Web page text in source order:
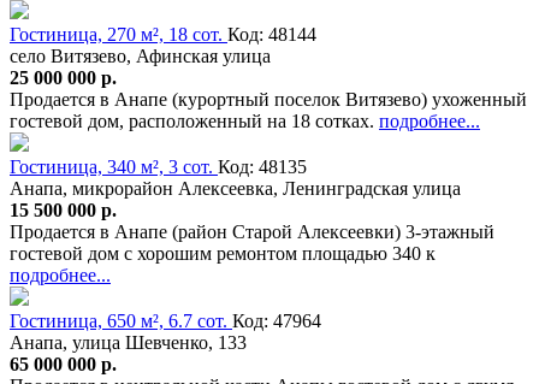
Гостиница, 270 м², 18 сот. Код: 48144
село Витязево, Афинская улица
25 000 000 р.
Продается в Анапе (курортный поселок Витязево) ухоженный
гостевой дом, расположенный на 18 сотках. подробнее...
Гостиница, 340 м², 3 сот. Код: 48135
Анапа, микрорайон Алексеевка, Ленинградская улица
15 500 000 р.
Продается в Анапе (район Старой Алексеевки) 3-этажный
гостевой дом с хорошим ремонтом площадью 340 к
подробнее...
Гостиница, 650 м², 6.7 сот. Код: 47964
Анапа, улица Шевченко, 133
65 000 000 р.